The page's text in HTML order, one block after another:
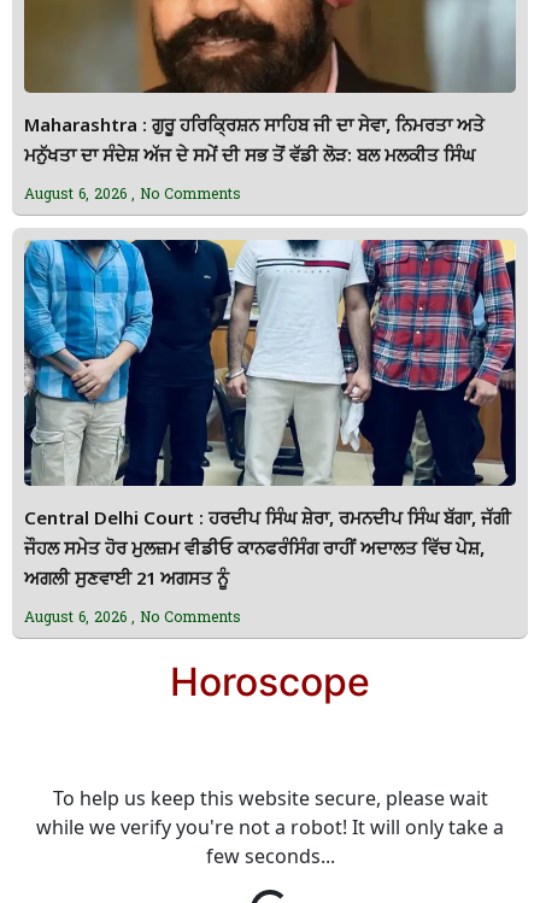
Maharashtra : ਗੁਰੂ ਹਰਿਕ੍ਰਿਸ਼ਨ ਸਾਹਿਬ ਜੀ ਦਾ ਸੇਵਾ, ਨਿਮਰਤਾ ਅਤੇ
ਮਨੁੱਖਤਾ ਦਾ ਸੰਦੇਸ਼ ਅੱਜ ਦੇ ਸਮੇਂ ਦੀ ਸਭ ਤੋਂ ਵੱਡੀ ਲੋੜ: ਬਲ ਮਲਕੀਤ ਸਿੰਘ
August 6, 2026 No Comments
Central Delhi Court : ਹਰਦੀਪ ਸਿੰਘ ਸ਼ੇਰਾ, ਰਮਨਦੀਪ ਸਿੰਘ ਬੱਗਾ, ਜੱਗੀ
ਜੌਹਲ ਸਮੇਤ ਹੋਰ ਮੁਲਜ਼ਮ ਵੀਡੀਓ ਕਾਨਫਰੰਸਿੰਗ ਰਾਹੀਂ ਅਦਾਲਤ ਵਿੱਚ ਪੇਸ਼,
ਅਗਲੀ ਸੁਣਵਾਈ 21 ਅਗਸਤ ਨੂੰ
August 6, 2026 No Comments
Horoscope